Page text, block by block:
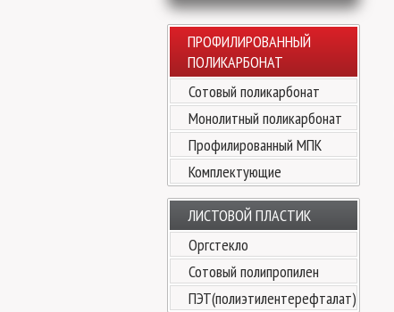
ПРОФИЛИРОВАННЫЙ
ПОЛИКАРБОНАТ
Сотовый поликарбонат
Монолитный поликарбонат
Профилированный МПК
Комплектующие
ЛИСТОВОЙ ПЛАСТИК
Оргстекло
Сотовый полипропилен
ПЭТ(полиэтилентерефталат)